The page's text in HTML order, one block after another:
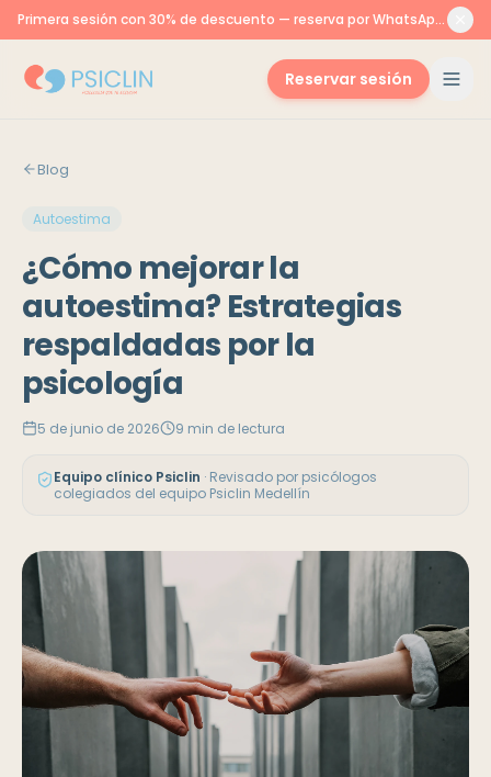
Primera sesión con 30% de descuento — reserva por WhatsApp o aquí
Reservar sesión
Blog
Autoestima
¿Cómo mejorar la
autoestima? Estrategias
respaldadas por la
psicología
5 de junio de 2026 9 min de lectura
Equipo clínico Psiclin · Revisado por psicólogos
colegiados del equipo Psiclin Medellín